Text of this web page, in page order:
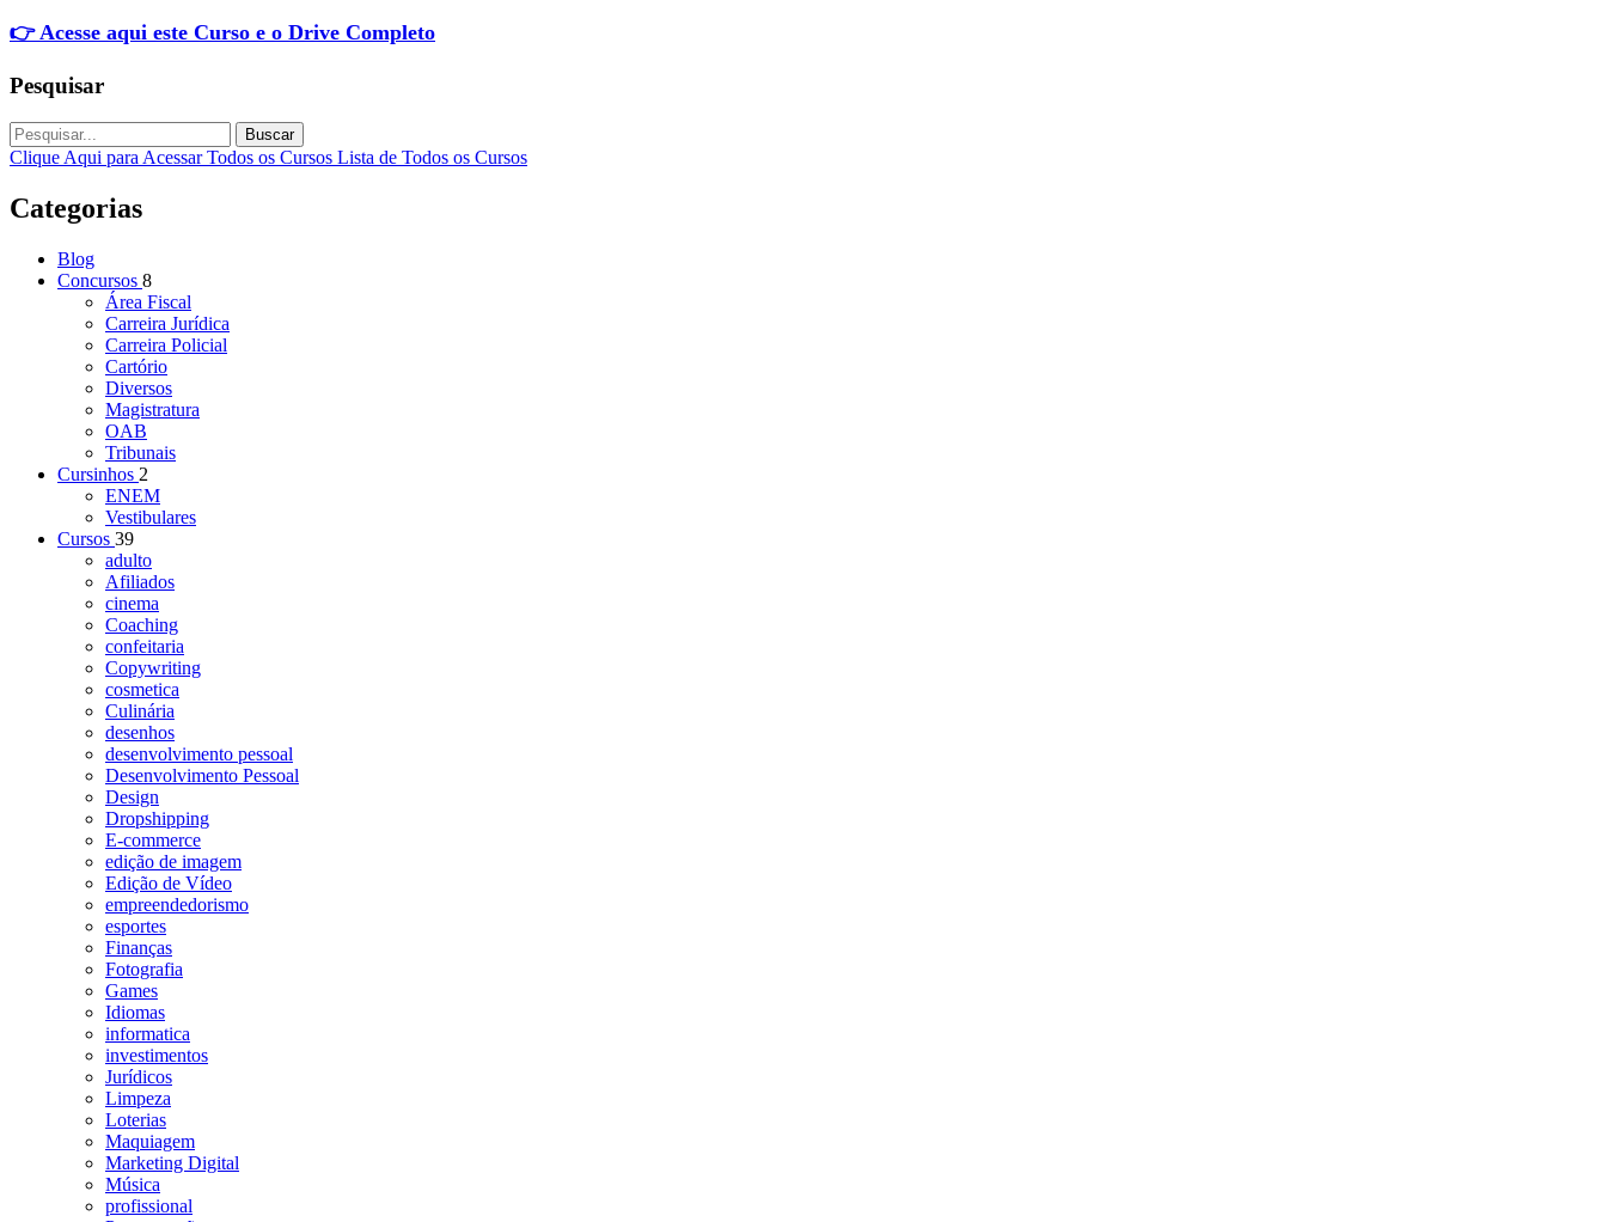
👉 Acesse aqui este Curso e o Drive Completo
Pesquisar
Buscar
Clique Aqui para Acessar Todos os Cursos Lista de Todos os Cursos
Categorias
Blog
Concursos 8
Área Fiscal
Carreira Jurídica
Carreira Policial
Cartório
Diversos
Magistratura
OAB
Tribunais
Cursinhos 2
ENEM
Vestibulares
Cursos 39
adulto
Afiliados
cinema
Coaching
confeitaria
Copywriting
cosmetica
Culinária
desenhos
desenvolvimento pessoal
Desenvolvimento Pessoal
Design
Dropshipping
E-commerce
edição de imagem
Edição de Vídeo
empreendedorismo
esportes
Finanças
Fotografia
Games
Idiomas
informatica
investimentos
Jurídicos
Limpeza
Loterias
Maquiagem
Marketing Digital
Música
profissional